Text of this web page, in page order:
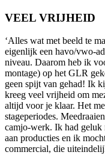
VEEL VRIJHEID
‘Alles wat met beeld te
eigenlijk een havo/vwo-
niveau. Daarom heb ik
montage) op het GLR
geen spijt van gehad! Ik
kreeg veel vrijheid om
altijd voor je klaar. Het
stageperiodes.
camjo-werk. Ik had geluk
aan producties en ik
commercial, die